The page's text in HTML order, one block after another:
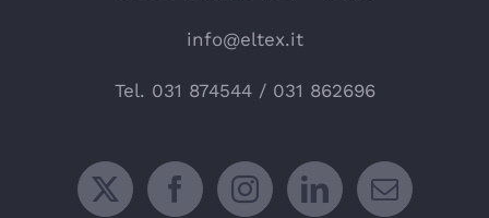
info@eltex.it
Tel. 031 874544/ 031 862696